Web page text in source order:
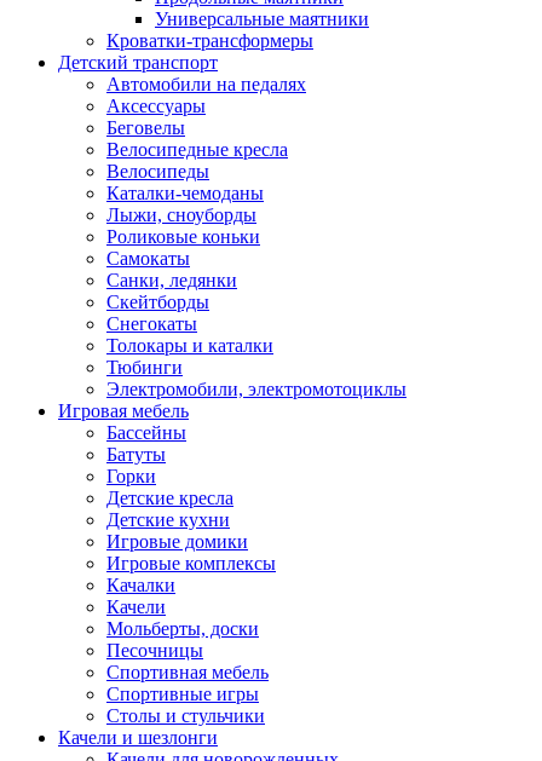
Универсальные маятники
Кроватки-трансформеры
Детский транспорт
Автомобили на педалях
Аксессуары
Беговелы
Велосипедные кресла
Велосипеды
Каталки-чемоданы
Лыжи, сноуборды
Роликовые коньки
Самокаты
Санки, ледянки
Скейтборды
Снегокаты
Толокары и каталки
Тюбинги
Электромобили, электромотоциклы
Игровая мебель
Бассейны
Батуты
Горки
Детские кресла
Детские кухни
Игровые домики
Игровые комплексы
Качалки
Качели
Мольберты, доски
Песочницы
Спортивная мебель
Спортивные игры
Столы и стульчики
Качели и шезлонги